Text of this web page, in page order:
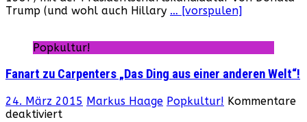
Trump (und wohl auch Hillary … [vorspulen]
Popkultur!
Fanart zu Carpenters „Das Ding aus einer anderen Welt“!
24. März 2015 Markus Haage Popkultur! Kommentare
deaktiviertfür